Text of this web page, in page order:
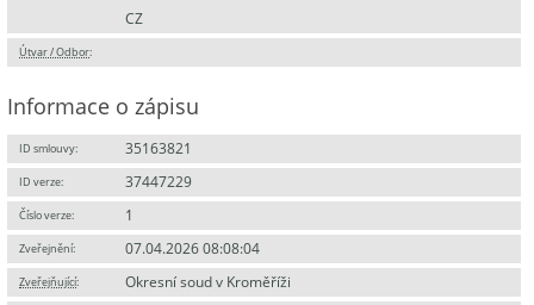
CZ
Útvar / Odbor:
Informace o zápisu
ID smlouvy: 35163821
ID verze: 37447229
Číslo verze: 1
Zveřejnění: 07.04.2026 08:08:04
Zveřejňující: Okresní soud v Kroměříži